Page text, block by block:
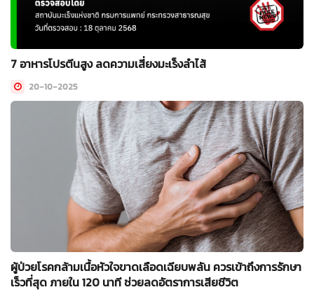
7 อาหารโปรตีนสูง ลดความเสี่ยงมะเร็งลำไส้
20-10-2025
ผู้ป่วยโรคกล้ามเนื้อหัวใจขาดเลือดเฉียบพลัน ควรเข้าถึงการรักษา
เร็วที่สุด ภายใน 120 นาที ช่วยลดอัตราการเสียชีวิต